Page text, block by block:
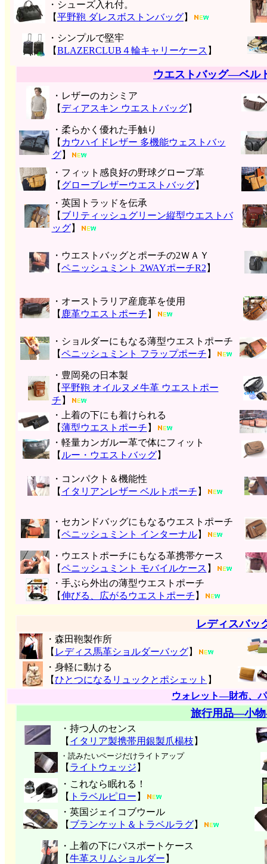
・シューズ入れ付。
【平野鞄 ダレスボストンバッグ】
・シンプルで堅牢
【BLAZERCLUB４輪キャリーケース 】
ウエストバッグ―ベル
・レザーのカシミア
【 ディアスキン ウエストバッグ】
・柔らかく優れた手触り
【 カウハイドレザー 多機能ウェストバッ
グ】
・フィット感良好の野球グローブ革
【 グローブレザーウエストバッグ】
・英国トラッドを伝承
【 ブリティッシュグリーン縦型ウエストバ
ッグ】
・ウエストバッグとポーチの2ＷＡＹ
【ペニッシュミント 2WAYポーチR2 】
・オーストラリア産鹿革を使用
【 鹿革ウエストポーチ 】
・ショルダーにもなる薄型ウエストポーチ
【ペニッシュミント フラップポーチ 】
・豊岡発の日本製
【平野鞄 オイルヌメ牛革 ウエストポー
チ 】
・上着の下にも着けられる
【薄型ウエストポーチ 】
・軽量カンガルー革で体にフィット
【 ルー・ウエストバッグ】
・コンパクト＆機能性
【 イタリアンレザー ベルトポーチ 】
・セカンドバッグにもなるウエストポーチ
【ペニッシュミント インターナル】
・ウエストポーチにもなる革携帯ケース
【ペニッシュミント モバイルケース 】
・手ぶら外出の薄型ウエストポーチ
【伸びる、広がるウエストポーチ 】
レディスバッ
・森田鞄製作所
【 レディス馬革ショルダーバッグ】
・身軽に動ける
【ひとつになるリュックとポシェット 】
ウォレット―財布、
旅行用品―小
・持つ人のセンス
【 イタリア製携帯用銀製爪楊枝 】
・読みたいページだけライトアップ
【 ライトウェッジ 】
・これなら眠れる！
【 トラベルピロー 】
・英国ジェイコブウール
【 ブランケット＆トラベルラグ】
・上着の下にパスポートケース
【牛革スリムショルダー 】